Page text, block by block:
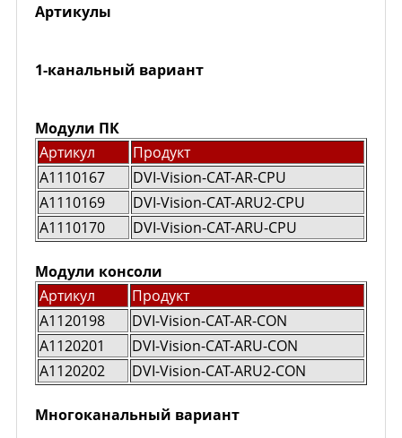
Артикулы
1-канальный вариант
Модули ПК
Артикул
Продукт
A1110167
DVI-Vision-CAT-AR-CPU
A1110169
DVI-Vision-CAT-ARU2-CPU
A1110170
DVI-Vision-CAT-ARU-CPU
Модули консоли
Артикул
Продукт
A1120198
DVI-Vision-CAT-AR-CON
A1120201
DVI-Vision-CAT-ARU-CON
A1120202
DVI-Vision-CAT-ARU2-CON
Многоканальный вариант